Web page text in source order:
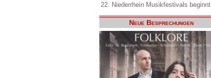
22. Niederrhein Musikfestivals beginnt
Neue Besprechungen